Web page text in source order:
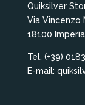
Quiksilver
Via Vincenzo
18100 Imperia
Tel. (+39)
E-mail: